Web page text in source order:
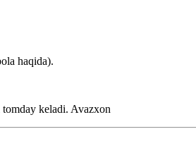
haqida).
keladi. Avazxon